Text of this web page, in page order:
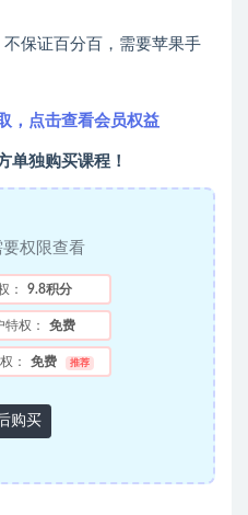
保证百分百，需要苹果手
，点击查看会员权益
单独购买课程！
权限查看
： 9.8积分
权： 免费
： 免费 推荐
购买